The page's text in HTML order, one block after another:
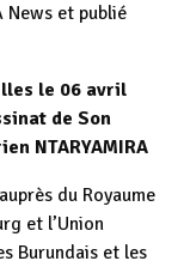
News et publié
le 06 avril
de Son
NTARYAMIRA
du Royaume
et l’Union
Burundais et les